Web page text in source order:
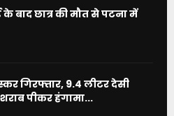
बाद छात्र की मौत से पटना में
गिरफ्तार, 9.4 लीटर देसी
पीकर हंगामा...